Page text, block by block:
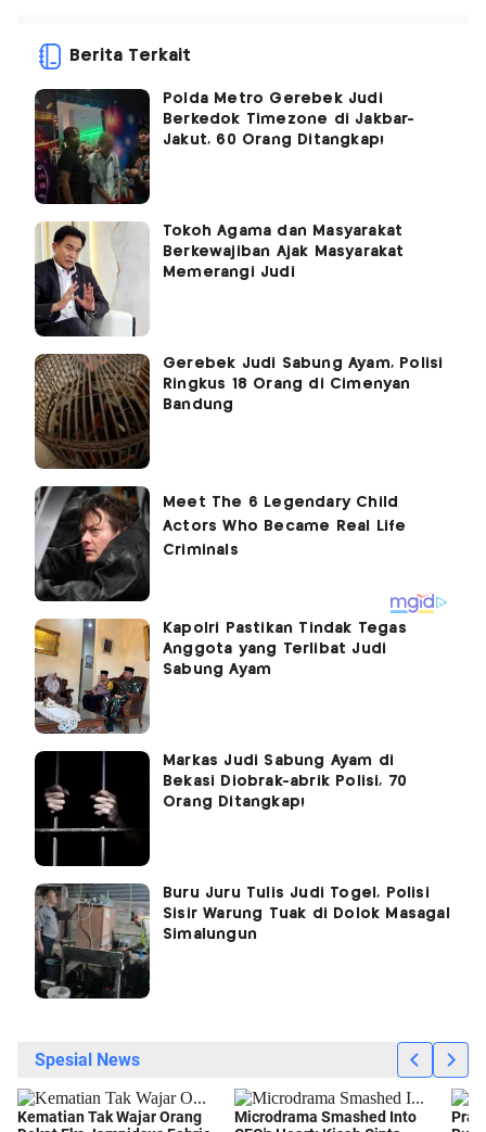
Berita Terkait
Polda Metro Gerebek Judi
Berkedok Timezone di Jakbar-
Jakut, 60 Orang Ditangkap!
Tokoh Agama dan Masyarakat
Berkewajiban Ajak Masyarakat
Memerangi Judi
Gerebek Judi Sabung Ayam, Polisi
Ringkus 18 Orang di Cimenyan
Bandung
Kapolri Pastikan Tindak Tegas
Anggota yang Terlibat Judi
Sabung Ayam
Markas Judi Sabung Ayam di
Bekasi Diobrak-abrik Polisi, 70
Orang Ditangkap!
Buru Juru Tulis Judi Togel, Polisi
Sisir Warung Tuak di Dolok Masagal
Simalungun